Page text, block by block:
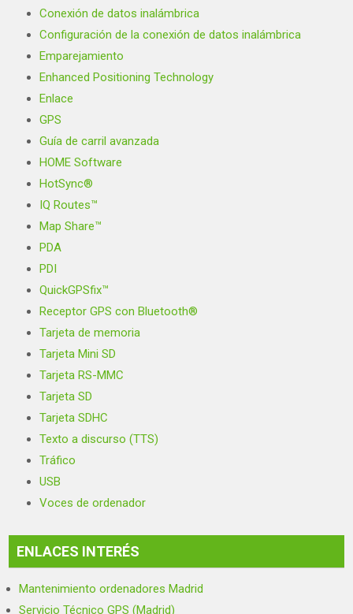
Conexión de datos inalámbrica
Configuración de la conexión de datos inalámbrica
Emparejamiento
Enhanced Positioning Technology
Enlace
GPS
Guía de carril avanzada
HOME Software
HotSync®
IQ Routes™
Map Share™
PDA
PDI
QuickGPSfix™
Receptor GPS con Bluetooth®
Tarjeta de memoria
Tarjeta Mini SD
Tarjeta RS-MMC
Tarjeta SD
Tarjeta SDHC
Texto a discurso (TTS)
Tráfico
USB
Voces de ordenador
ENLACES INTERÉS
Mantenimiento ordenadores Madrid
Servicio Técnico GPS (Madrid)